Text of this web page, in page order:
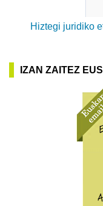
Hiztegi juridiko
IZAN ZAITEZ